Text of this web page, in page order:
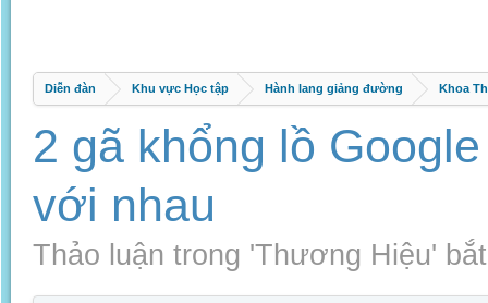
Diễn đàn Khu vực Học tập Hành lang giảng đường Khoa
2 gã khổng lồ
với nhau
Thảo luận trong 'Thương Hiệu'